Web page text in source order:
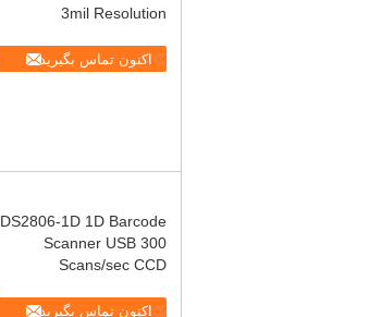
3mil Resolution
اکنون تماس بگیرید
DS2806-1D 1D Barcode
Scanner USB 300
Scans/sec CCD
اکنون تماس بگیرید